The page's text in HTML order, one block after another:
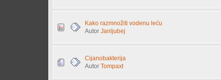
Kako razmnožiti vodenu leću
Autor Janljubej
Cijanobakterija
Autor Tompaxt